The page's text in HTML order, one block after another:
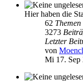
Hier haben die
62 Themen
3273
Letzter
von
Mi 17. Sep